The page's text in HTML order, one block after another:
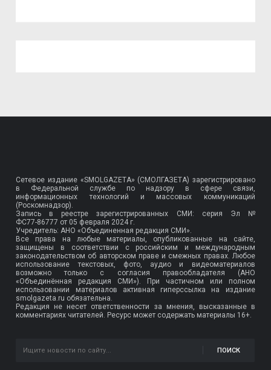
Сетевое издание «SMOLGAZETA» (СМОЛГАЗЕТА) зарегистрировано
в Федеральной службе по надзору в сфере связи,
информационных технологий и массовых коммуникаций
(Роскомнадзор).
Запись в реестре зарегистрированных СМИ: серия Эл №
ФС77-86777 от 05 февраля 2024 г.
Учредитель: АНО «Объединенная редакция СМИ».
Все права на любые материалы, опубликованные на сайте,
защищены в соответствии с российским и международным
законодательством об авторском праве и смежных правах. Любое
использование текстовых, фото, аудио и видеоматериалов
возможно только с согласия правообладателя (АНО
«Объединённая редакция СМИ»). При частичном или полном
использовании материалов активная гиперссылка на издание
smolgazeta.ru обязательна.
Редакция не несет ответственности за мнения, высказанные в
комментариях читателей. Ресурс может содержать материалы 16+.
ПОИСК